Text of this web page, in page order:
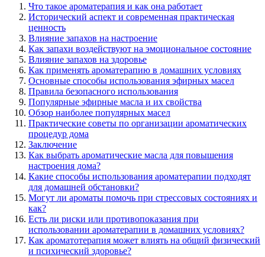
Что такое ароматерапия и как она работает
Исторический аспект и современная практическая
ценность
Влияние запахов на настроение
Как запахи воздействуют на эмоциональное состояние
Влияние запахов на здоровье
Как применять ароматерапию в домашних условиях
Основные способы использования эфирных масел
Правила безопасного использования
Популярные эфирные масла и их свойства
Обзор наиболее популярных масел
Практические советы по организации ароматических
процедур дома
Заключение
Как выбрать ароматические масла для повышения
настроения дома?
Какие способы использования ароматерапии подходят
для домашней обстановки?
Могут ли ароматы помочь при стрессовых состояниях и
как?
Есть ли риски или противопоказания при
использовании ароматерапии в домашних условиях?
Как ароматотерапия может влиять на общий физический
и психический здоровье?